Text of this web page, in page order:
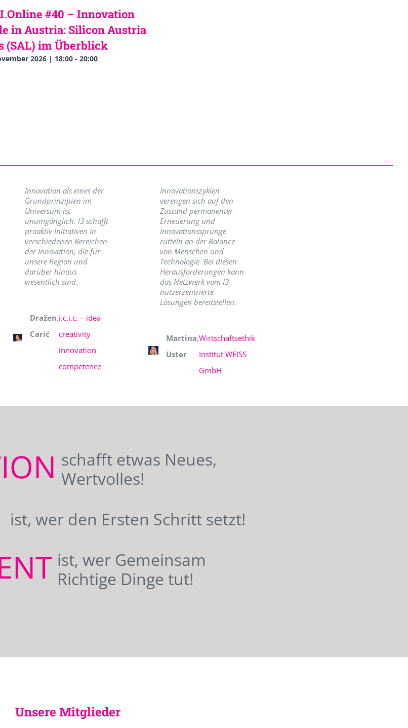
#40 – Innovation
in Austria: Silicon Austria
(SAL) im Überblick
2026 | 18:00- 20:00
Innovation als eines der
Grundprinzipien im
Universum ist
unumgänglich. I3 schafft
proaktiv Initiativen in
verschiedenen Bereichen
der Innovation, die für
unsere Region und
darüber hinaus
wesentlich sind.
Dražen
Carić
,i.c.i.c. – idea
creativity
innovation
competence
Innovationszyklen
verengen sich auf den
Zustand permanenter
Erneuerung und
Innovationssprünge
rütteln an der Balance
von Menschen und
Technologie. Bei diesen
Herausforderungen kann
das Netzwerk vom I3
nutzerzentrierte
Lösungen bereitstellen.
Martina
Uster
,Wirtschaftsethik
Institut WEISS
GmbH
schafft etwas Neues,
Wertvolles!
ist, wer den Ersten Schritt setzt!
ist, wer Gemeinsam
Richtige Dinge tut!
Unsere Mitglieder